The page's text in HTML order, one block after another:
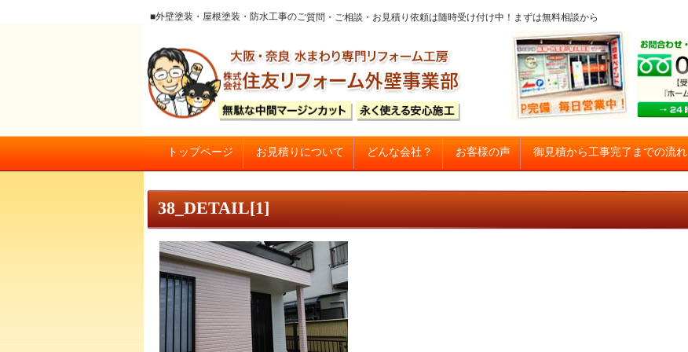
■外壁塗装・屋根塗装・防水工事のご質問・ご相談・お見積り依頼は随時受け付け中！まずは無料相談から
大阪の外壁塗装・屋根塗装 戸建て住宅塗り替え専門店
トップページ お見積りについて どんな会社？ お客様の声 御見積から工事完了までの流れ
38_DETAIL[1]